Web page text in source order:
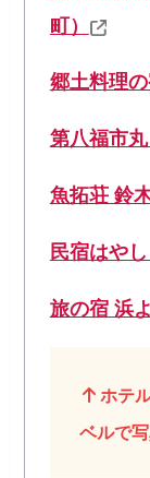
町）
郷土料理の
第八福市丸
魚拓荘 鈴
民宿はやし
旅の宿 浜
ホテ
ベルで